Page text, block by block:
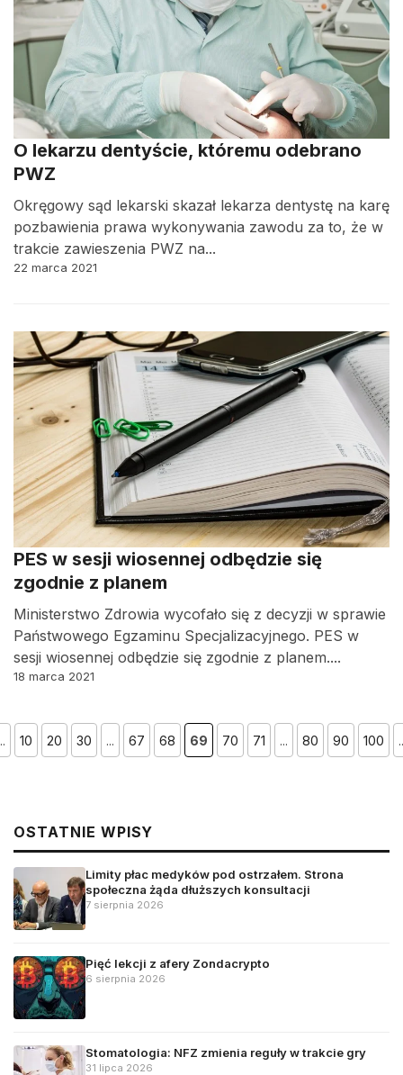
O lekarzu dentyście, któremu odebrano
PWZ
Okręgowy sąd lekarski skazał lekarza dentystę na karę
pozbawienia prawa wykonywania zawodu za to, że w
trakcie zawieszenia PWZ na...
22 marca 2021
PES w sesji wiosennej odbędzie się
zgodnie z planem
Ministerstwo Zdrowia wycofało się z decyzji w sprawie
Państwowego Egzaminu Specjalizacyjnego. PES w
sesji wiosennej odbędzie się zgodnie z planem....
18 marca 2021
10 20 30 ... 67 68 69 70 71 ... 80 90 100
OSTATNIE WPISY
Limity płac medyków pod ostrzałem. Strona
społeczna żąda dłuższych konsultacji
7 sierpnia 2026
Pięć lekcji z afery Zondacrypto
6 sierpnia 2026
Stomatologia: NFZ zmienia reguły w trakcie gry
31 lipca 2026